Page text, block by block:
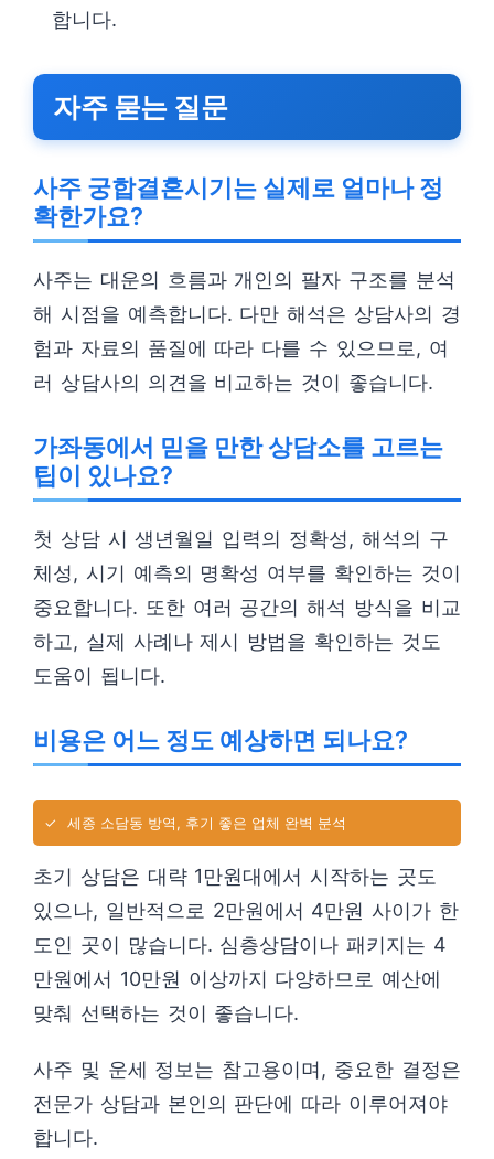
합니다.
자주 묻는 질문
사주 궁합결혼시기는 실제로 얼마나 정
확한가요?
사주는 대운의 흐름과 개인의 팔자 구조를 분석
해 시점을 예측합니다. 다만 해석은 상담사의 경
험과 자료의 품질에 따라 다를 수 있으므로, 여
러 상담사의 의견을 비교하는 것이 좋습니다.
가좌동에서 믿을 만한 상담소를 고르는
팁이 있나요?
첫 상담 시 생년월일 입력의 정확성, 해석의 구
체성, 시기 예측의 명확성 여부를 확인하는 것이
중요합니다. 또한 여러 공간의 해석 방식을 비교
하고, 실제 사례나 제시 방법을 확인하는 것도
도움이 됩니다.
비용은 어느 정도 예상하면 되나요?
✓ 세종 소담동 방역, 후기 좋은 업체 완벽 분석
초기 상담은 대략 1만원대에서 시작하는 곳도
있으나, 일반적으로 2만원에서 4만원 사이가 한
도인 곳이 많습니다. 심층상담이나 패키지는 4
만원에서 10만원 이상까지 다양하므로 예산에
맞춰 선택하는 것이 좋습니다.
사주 및 운세 정보는 참고용이며, 중요한 결정은
전문가 상담과 본인의 판단에 따라 이루어져야
합니다.